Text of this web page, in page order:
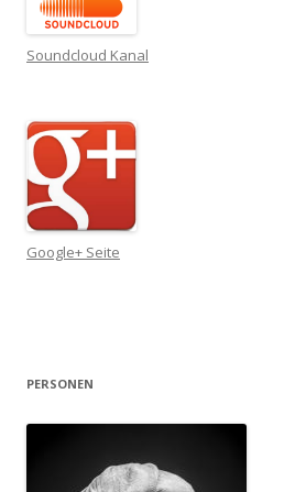
Soundcloud Kanal
Google+ Seite
PERSONEN